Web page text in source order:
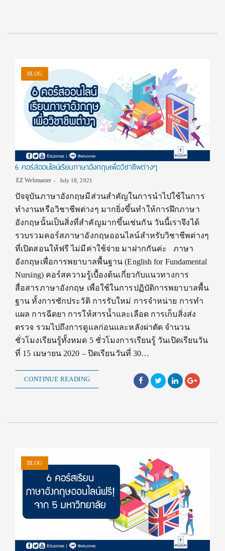
BLOG
6 คอร์สออนไลน์เรียนภาษาอังกฤษเพื่อวิชาชีพต่างๆ
EZ Webmaster July 18, 2021
ปัจจุบันภาษาอังกฤษมีส่วนสำคัญในการนำไปใช้ในการ
ทำงานหรือวิชาชีพต่างๆ มากยิ่งขึ้นทำให้การฝึกภาษา
อังกฤษนั้นเป็นสิ่งที่สำคัญมากขึ้นเช่นกัน วันนี้เราจึงได้
รวบรวมคอร์สภาษาอังกฤษออนไลน์สำหรับวิชาชีพต่างๆ
ที่เปิดสอนให้ฟรี ไม่มีค่าใช้จ่าย มาฝากกันค่ะ ภาษา
อังกฤษเพื่อการพยาบาลพื้นฐาน (English for Fundamental
Nursing) คอร์สความรู้เบื้องต้นเกี่ยวกับแนวทางการ
สื่อสารภาษาอังกฤษ เพื่อใช้ในการปฏิบัติการพยาบาลพื้น
ฐาน ทั้งการซักประวัติ การรับใหม่ การจำหน่าย การทำ
แผล การฉีดยา การให้สารน้ำและเลือด การเก็บสิ่งส่ง
ตรวจ รวมไปถึงการดูแลก่อนและหลังผ่าตัด จำนวน
ชั่วโมงเรียนรู้ทั้งหมด 5 ชั่วโมงการเรียนรู้ วันเปิดเรียนวัน
ที่ 15 เมษายน 2020 – ปิดเรียนวันที่ 30…
CONTINUE READING
BLOG